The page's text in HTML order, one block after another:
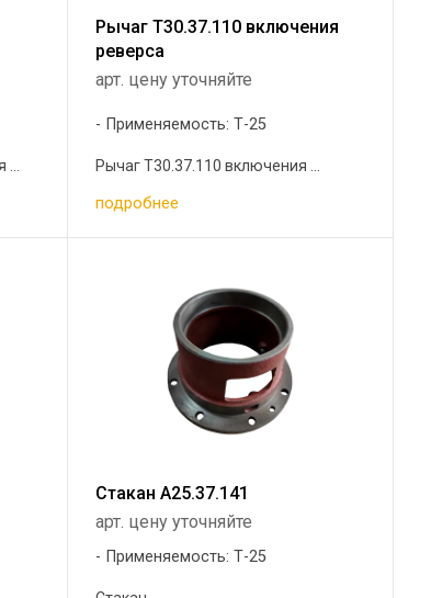
...
Рычаг Т30.37.110 включения
реверса
арт. цену уточняйте
Применяемость: Т-25
Рычаг Т30.37.110 включения ...
подробнее
Стакан А25.37.141
арт. цену уточняйте
Применяемость: Т-25